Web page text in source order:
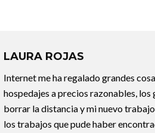
LAURA ROJAS
Internet me ha regalado grandes
hospedajes a precios razonables,
borrar la distancia y mi nuevo
los trabajos que pude haber